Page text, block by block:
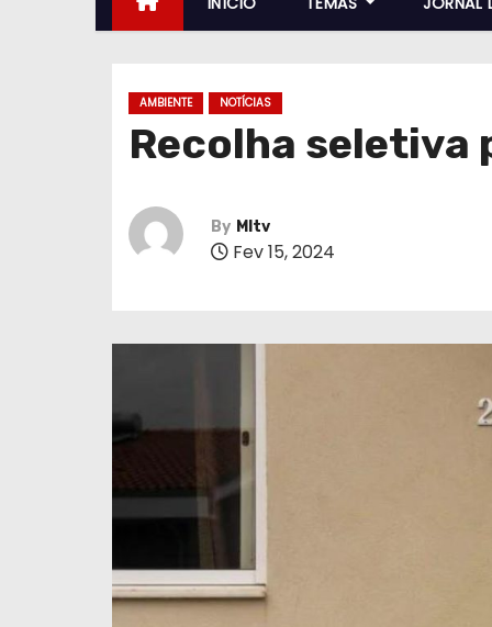
AMBIENTE NOTÍCIAS
Recolha seletiva
By MItv
Fev 15, 2024